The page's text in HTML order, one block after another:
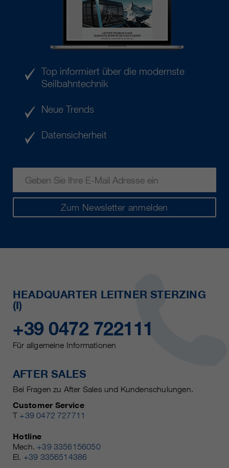
Zum Newsletter anmelden
Top informiert über die modernste
Seilbahntechnik
Neue Trends
Datensicherheit
HEADQUARTER LEITNER STERZING
(I)
+39 0472 722111
Für allgemeine Informationen
AFTER SALES
Bei Fragen zu After Sales und Kundenschulungen.
Customer Service
T +39 0472 727711
Hotline
Mech. +39 3356156050
El. +39 3356514386